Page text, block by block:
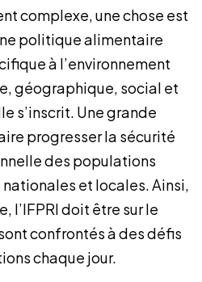
complexe, une chose est
politique alimentaire
à l’environnement
géographique, social et
s’inscrit. Une grande
progresser la sécurité
des populations
et locales. Ainsi,
l’IFPRI doit être sur le
confrontés à des défis
chaque jour.